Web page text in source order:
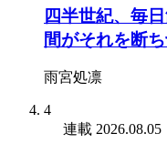
四半世紀、毎
間がそれを断
雨宮処凛
4
連載 2026.08.05